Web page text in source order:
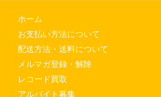
ホーム
お支払い方法について
配送方法・送料について
メルマガ登録・解除
レコード買取
アルバイト募集